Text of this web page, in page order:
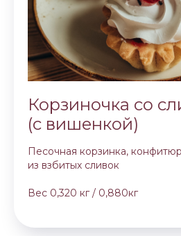
Корзиночка со
(с вишенкой)
Песочная корзинка,
из взбитых сливок
Вес 0,320 кг / 0,880кг